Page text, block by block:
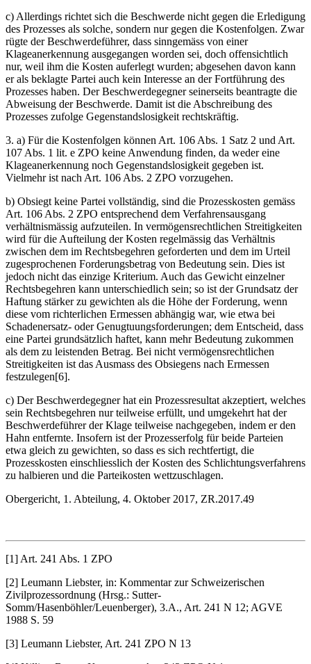
c) Allerdings richtet sich die Beschwerde nicht gegen die Erledigung
des Prozesses als solche, sondern nur gegen die Kostenfolgen. Zwar
rügte der Beschwerdeführer, dass sinngemäss von einer
Klageanerkennung ausgegangen worden sei, doch offensichtlich
nur, weil ihm die Kosten auferlegt wurden; abgesehen davon kann
er als beklagte Partei auch kein Interesse an der Fortführung des
Prozesses haben. Der Beschwerdegegner seinerseits beantragte die
Abweisung der Beschwerde. Damit ist die Abschreibung des
Prozesses zufolge Gegenstandslosigkeit rechtskräftig.
3. a) Für die Kostenfolgen können Art. 106 Abs. 1 Satz 2 und Art.
107 Abs. 1 lit. e ZPO keine Anwendung finden, da weder eine
Klageanerkennung noch Gegenstandslosigkeit gegeben ist.
Vielmehr ist nach Art. 106 Abs. 2 ZPO vorzugehen.
b) Obsiegt keine Partei vollständig, sind die Prozesskosten gemäss
Art. 106 Abs. 2 ZPO entsprechend dem Verfahrensausgang
verhältnismässig aufzuteilen. In vermögensrechtlichen Streitigkeiten
wird für die Aufteilung der Kosten regelmässig das Verhältnis
zwischen dem im Rechtsbegehren geforderten und dem im Urteil
zugesprochenen Forderungsbetrag von Bedeutung sein. Dies ist
jedoch nicht das einzige Kriterium. Auch das Gewicht einzelner
Rechtsbegehren kann unterschiedlich sein; so ist der Grundsatz der
Haftung stärker zu gewichten als die Höhe der Forderung, wenn
diese vom richterlichen Ermessen abhängig war, wie etwa bei
Schadenersatz- oder Genugtuungsforderungen; dem Entscheid, dass
eine Partei grundsätzlich haftet, kann mehr Bedeutung zukommen
als dem zu leistenden Betrag. Bei nicht vermögensrechtlichen
Streitigkeiten ist das Ausmass des Obsiegens nach Ermessen
festzulegen[6].
c) Der Beschwerdegegner hat ein Prozessresultat akzeptiert, welches
sein Rechtsbegehren nur teilweise erfüllt, und umgekehrt hat der
Beschwerdeführer der Klage teilweise nachgegeben, indem er den
Hahn entfernte. Insofern ist der Prozesserfolg für beide Parteien
etwa gleich zu gewichten, so dass es sich rechtfertigt, die
Prozesskosten einschliesslich der Kosten des Schlichtungsverfahrens
zu halbieren und die Parteikosten wettzuschlagen.
Obergericht, 1. Abteilung, 4. Oktober 2017, ZR.2017.49
[1] Art. 241 Abs. 1 ZPO
[2] Leumann Liebster, in: Kommentar zur Schweizerischen
Zivilprozessordnung (Hrsg.: Sutter-
Somm/Hasenböhler/Leuenberger), 3.A., Art. 241 N 12; AGVE
1988 S. 59
[3] Leumann Liebster, Art. 241 ZPO N 13